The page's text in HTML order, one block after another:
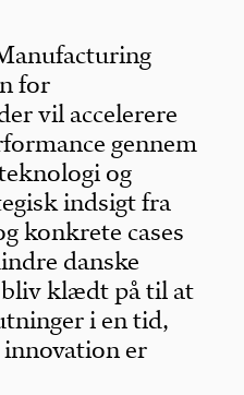
for
vil accelerere
gennem
og
indsigt fra
konkrete cases
danske
klædt på til at
i en tid,
er